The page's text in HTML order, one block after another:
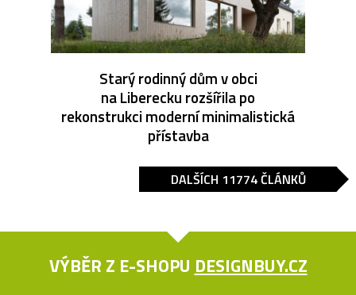
Starý rodinný dům v obci
na Liberecku rozšířila po
rekonstrukci moderní minimalistická
přístavba
DALŠÍCH 11774 ČLÁNKŮ
VÝBĚR Z E-SHOPU DESIGNBUY.CZ